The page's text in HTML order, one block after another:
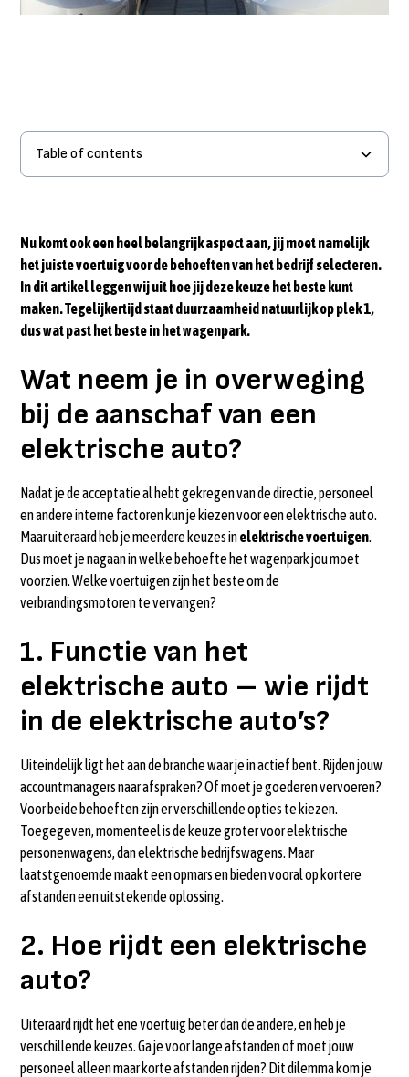
Nu komt ook een heel belangrijk aspect aan, jij moet namelijk
het juiste voertuig voor de behoeften van het bedrijf selecteren.
In dit artikel leggen wij uit hoe jij deze keuze het beste kunt
maken. Tegelijkertijd staat duurzaamheid natuurlijk op plek 1,
dus wat past het beste in hetwagenpark.
Wat neem je in overweging
bij de aanschaf van een
elektrische auto?
Nadat je de acceptatie al hebt gekregen van de directie, personeel
en andere interne factoren kun je kiezen voor een elektrische auto.
Maar uiteraard heb je meerdere keuzes inelektrische voertuigen.
Dus moet je nagaan in welke behoefte het wagenpark jou moet
voorzien. Welke voertuigen zijn het beste om de
verbrandingsmotoren te vervangen?
1. Functie van het
elektrische auto – wie rijdt
in de elektrische auto’s?
Uiteindelijk ligt het aan de branche waar je in actief bent. Rijden jouw
accountmanagers naar afspraken? Of moet je goederen vervoeren?
Voor beide behoeften zijn er verschillende opties te kiezen.
Toegegeven, momenteel is de keuze groter voor elektrische
personenwagens, dan elektrische bedrijfswagens. Maar
laatstgenoemde maakt een opmars en bieden vooral op kortere
afstanden een uitstekende oplossing.
2. Hoe rijdt een elektrische
auto?
Uiteraard rijdt het ene voertuig beter dan de andere, en heb je
verschillende keuzes. Ga je voor lange afstanden of moet jouw
personeel alleen maar korte afstanden rijden? Dit dilemma kom je
Table of contents
Kosten om op te laden bij een publieke laadpaal
Verbrandingsmotoren vs Elektrische voertuigen